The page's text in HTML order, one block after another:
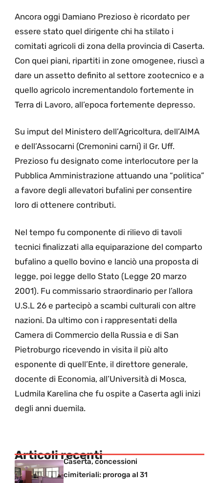
Ancora oggi Damiano Prezioso è ricordato per
essere stato quel dirigente chi ha stilato i
comitati agricoli di zona della provincia di Caserta.
Con quei piani, ripartiti in zone omogenee, riuscì a
dare un assetto definito al settore zootecnico e a
quello agricolo incrementandolo fortemente in
Terra di Lavoro, all’epoca fortemente depresso.
Su imput del Ministero dell’Agricoltura, dell’AIMA
e dell’Assocarni (Cremonini carni) il Gr. Uff.
Prezioso fu designato come interlocutore per la
Pubblica Amministrazione attuando una “politica”
a favore degli allevatori bufalini per consentire
loro di ottenere contributi.
Nel tempo fu componente di rilievo di tavoli
tecnici finalizzati alla equiparazione del comparto
bufalino a quello bovino e lanciò una proposta di
legge, poi legge dello Stato (Legge 20 marzo
2001). Fu commissario straordinario per l’allora
U.S.L 26 e partecipò a scambi culturali con altre
nazioni. Da ultimo con i rappresentati della
Camera di Commercio della Russia e di San
Pietroburgo ricevendo in visita il più alto
esponente di quell’Ente, il direttore generale,
docente di Economia, all’Università di Mosca,
Ludmila Karelina che fu ospite a Caserta agli inizi
degli anni duemila.
Articoli recenti
Caserta, concessioni
cimiteriali: proroga al 31